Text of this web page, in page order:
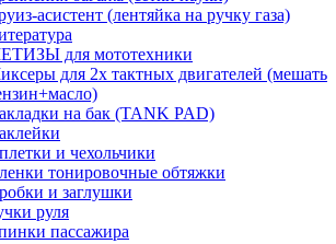
асистент (лентяйка на ручку газа)
для мототехники
для 2х тактных двигателей (мешать
на бак (TANK PAD)
и чехольчики
тонировочные обтяжки
и заглушки
руля
пассажира